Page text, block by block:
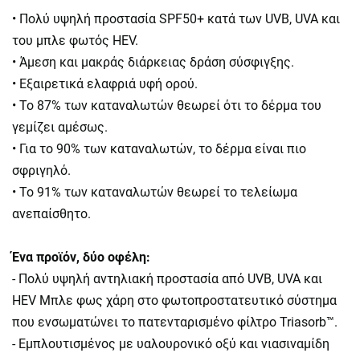
• Πολύ υψηλή προστασία SPF50+ κατά των UVB, UVA και
του μπλε φωτός HEV.
• Άμεση και μακράς διάρκειας δράση σύσφιγξης.
• Εξαιρετικά ελαφριά υφή ορού.
• Το 87% των καταναλωτών θεωρεί ότι το δέρμα του
γεμίζει αμέσως.
• Για το 90% των καταναλωτών, το δέρμα είναι πιο
σφριγηλό.
• Το 91% των καταναλωτών θεωρεί το τελείωμα
ανεπαίσθητο.
Ένα προϊόν, δύο οφέλη:
- Πολύ υψηλή αντηλιακή προστασία από UVB, UVA και
HEV Μπλε φως χάρη στο φωτοπροστατευτικό σύστημα
που ενσωματώνει το πατενταρισμένο φίλτρο Triasorb™.
- Εμπλουτισμένος με υαλουρονικό οξύ και νιασιναμίδη